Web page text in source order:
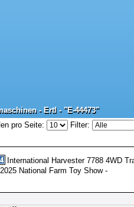
- Ertl - "E-44473"
- Ertl - "E-44473"
pro Seite:
Filter:
International Harvester 7788 4WD
National Farm Toy Show -